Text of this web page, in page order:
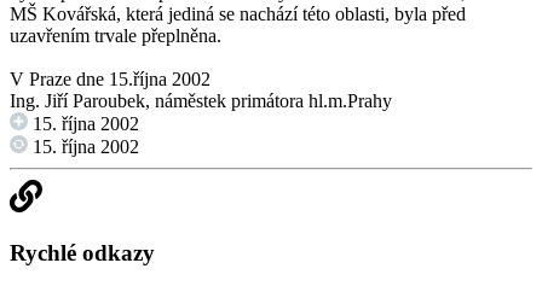
MŠ Kovářská, která jediná se nachází této oblasti, byla před
uzavřením trvale přeplněna.
V Praze dne 15.října 2002
Ing. Jiří Paroubek, náměstek primátora hl.m.Prahy
15. října 2002
15. října 2002
Rychlé odkazy